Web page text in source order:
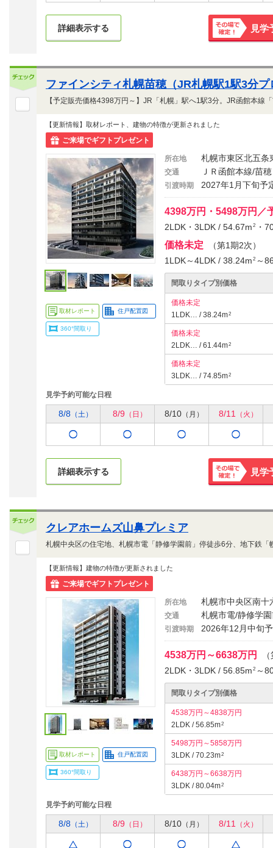
詳細表示する
その場で
見学
ファインシティ札幌苗穂（JR札幌駅1駅3分プ
【更新情報】取材レポート、建物の特徴が更新されました
ご来場でギフトプレゼント
取材レポート 住戸配置図
360°間取り
所在地 札幌市東区北五条
交通 ＪＲ函館本線/苗
引渡時期 2027年1月下旬予
4398万円・5498万円／
2LDK・3LDK / 54.67m 2 ・
価格未定 （第1期2次）
1LDK～4LDK / 38.24m 2 ～
間取りタイプ別価格
価格未定
1LDK… / 38.24m2
価格未定
2LDK… / 61.44m2
価格未定
3LDK… / 74.85m2
見学予約可能な日程
8/8 （土） 8/9 （日） 8/10 （月） 8/11 （火）
詳細表示する
その場で
見学
クレアホームズ山鼻プレミア
【更新情報】建物の特徴が更新されました
ご来場でギフトプレゼント
取材レポート 住戸配置図
360°間取り
所在地 札幌市中央区南十
交通 札幌市電/静修学
引渡時期 2026年12月中旬
4538万円～6638万円
（
2LDK・3LDK / 56.85m 2 ～
間取りタイプ別価格
4538万円～4838万円
2LDK / 56.85m2
5498万円～5858万円
3LDK / 70.23m2
6438万円～6638万円
3LDK / 80.04m2
見学予約可能な日程
8/8 （土） 8/9 （日） 8/10 （月） 8/11 （火）